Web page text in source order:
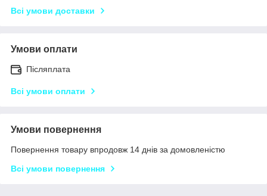
Всі умови доставки
Умови оплати
Післяплата
Всі умови оплати
Умови повернення
Повернення товару впродовж 14 днів за домовленістю
Всі умови повернення